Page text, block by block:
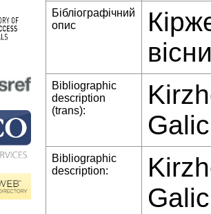
Бібліографічний
опис
Bibliographic
description
(trans):
Bibliographic
description: